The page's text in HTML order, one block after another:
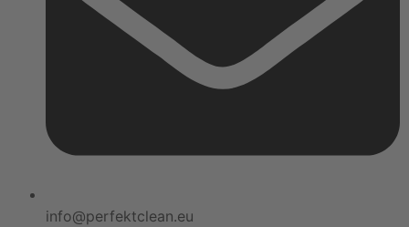
info@perfektclean.eu